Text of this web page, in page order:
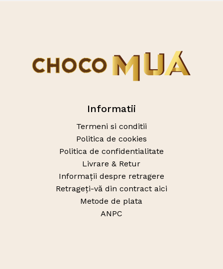
Informatii
Termeni si conditii
Politica de cookies
Politica de confidentialitate
Livrare & Retur
Informații despre retragere
Retrageți-vă din contract aici
Metode de plata
ANPC